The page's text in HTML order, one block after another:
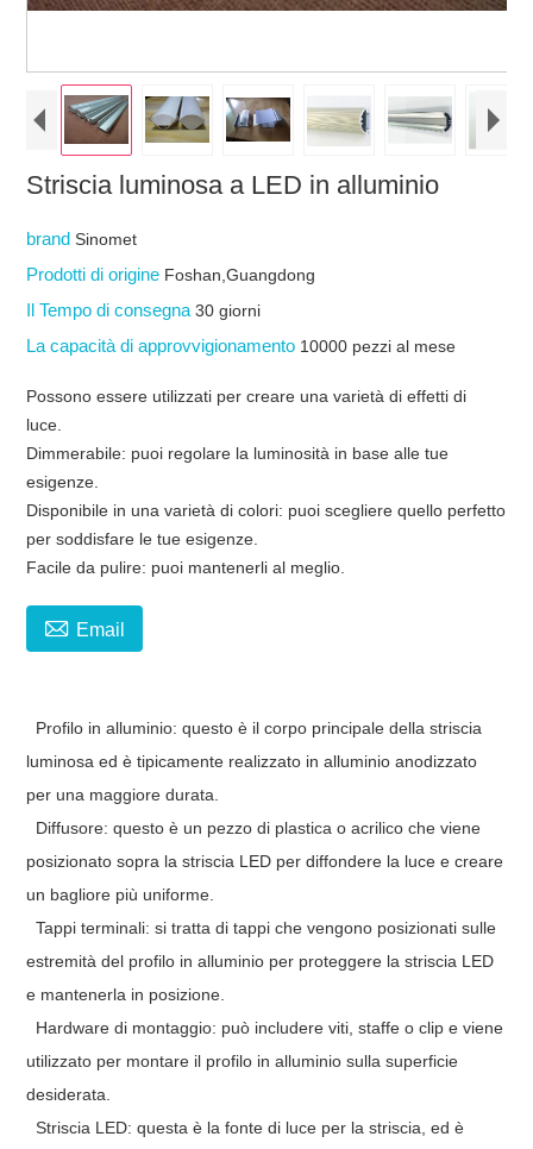
Striscia luminosa a LED in alluminio
brandSinomet
Prodotti di origine Foshan,Guangdong
Il Tempo di consegna30 giorni
La capacità di approvvigionamento 10000 pezzi al mese
Possono essere utilizzati per creare una varietà di effetti di
luce.
Dimmerabile: puoi regolare la luminosità in base alle tue
esigenze.
Disponibile in una varietà di colori: puoi scegliere quello perfetto
per soddisfare le tue esigenze.
Facile da pulire: puoi mantenerli al meglio.
 Email
Profilo in alluminio: questo è il corpo principale della striscia
luminosa ed è tipicamente realizzato in alluminio anodizzato
per una maggiore durata.
Diffusore: questo è un pezzo di plastica o acrilico che viene
posizionato sopra la striscia LED per diffondere la luce e creare
un bagliore più uniforme.
Tappi terminali: si tratta di tappi che vengono posizionati sulle
estremità del profilo in alluminio per proteggere la striscia LED
e mantenerla in posizione.
Hardware di montaggio: può includere viti, staffe o clip e viene
utilizzato per montare il profilo in alluminio sulla superficie
desiderata.
Striscia LED: questa è la fonte di luce per la striscia, ed è